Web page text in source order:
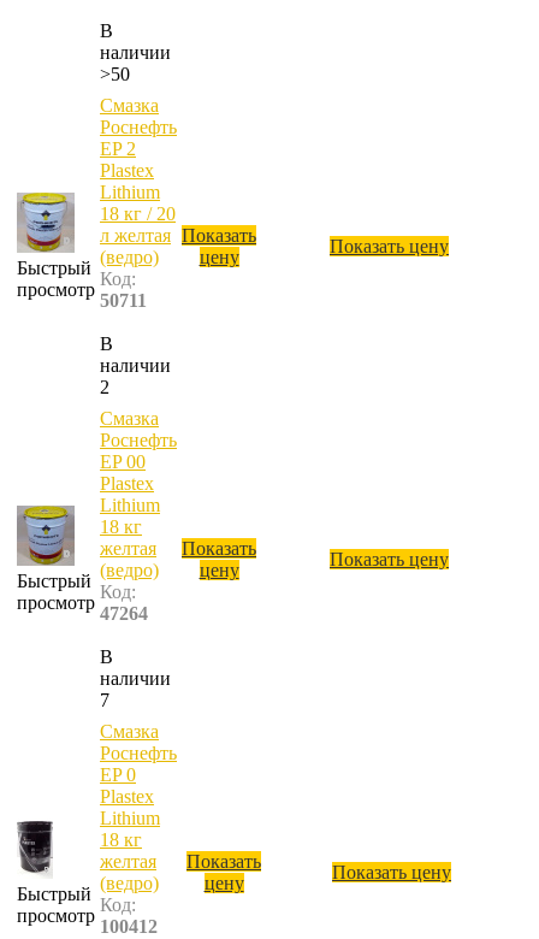
В
наличии
>50
Быстрый
просмотр
Смазка
Роснефть
EP 2
Plastex
Lithium
18 кг / 20
л желтая
(ведро)
Код:
50711
В
наличии
2
Показать
цену
Показать цену
Быстрый
просмотр
Смазка
Роснефть
EP 00
Plastex
Lithium
18 кг
желтая
(ведро)
Код:
47264
В
наличии
7
Показать
цену
Показать цену
Быстрый
просмотр
Смазка
Роснефть
EP 0
Plastex
Lithium
18 кг
желтая
(ведро)
Код:
100412
Показать
цену
Показать цену